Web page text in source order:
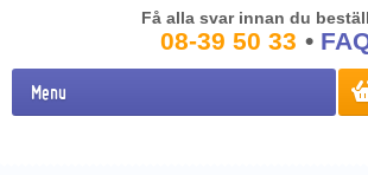
Få alla svar innan du
08-39 50 33 •
Menu